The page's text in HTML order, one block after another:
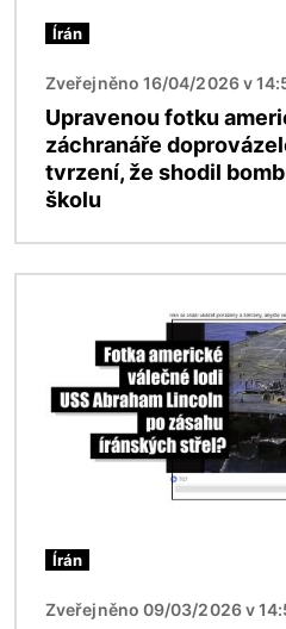
Írán
Zveřejněno 16/04/2026 v
Upravenou fotku
záchranáře
tvrzení, že shodil
školu
Írán
Zveřejněno 09/03/2026 v